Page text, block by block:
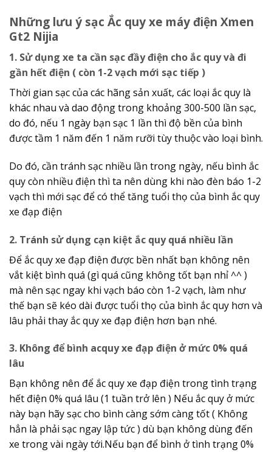
Những lưu ý sạc Ắc quy xe máy điện Xmen
Gt2 Nijia
1. Sử dụng xe ta cần sạc đầy điện cho ắc quy và đi
gần hết điện ( còn 1-2 vạch mới sạc tiếp )
Thời gian sạc của các hãng sản xuất, các loại ắc quy là
khác nhau và dao động trong khoảng 300-500 lần sạc,
do đó, nếu 1 ngày bạn sạc 1 lần thì độ bền của bình
được tầm 1 năm đến 1 năm rưỡi tùy thuộc vào loại bình.
Do đó, cần tránh sạc nhiều lần trong ngày, nếu bình ắc
quy còn nhiều điện thì ta nên dùng khi nào đèn báo 1-2
vạch thì mới sạc để có thể tăng tuổi thọ của bình ắc quy
xe đạp điện
2. Tránh sử dụng cạn kiệt ắc quy quá nhiều lần
Để ắc quy xe đạp điện được bền nhất bạn không nên
vắt kiệt bình quá (gì quá cũng không tốt bạn nhỉ ^^ )
mà nên sạc ngay khi vạch báo còn 1-2 vạch, làm như
thế bạn sẽ kéo dài được tuổi thọ của bình ắc quy hơn và
lâu phải thay ắc quy xe đạp điện hơn bạn nhé.
3. Không để bình acquy xe đạp điện ở mức 0% quá
lâu
Bạn không nên để ắc quy xe đạp điện trong tình trạng
hết điện 0% quá lâu (1 tuần trở lên ) Nếu ắc quy ở mức
này bạn hãy sạc cho bình càng sớm càng tốt ( Không
hẳn là phải sạc ngay lập tức ) dù bạn không dùng đến
xe trong vài ngày tới.Nếu bạn để bình ở tình trạng 0%